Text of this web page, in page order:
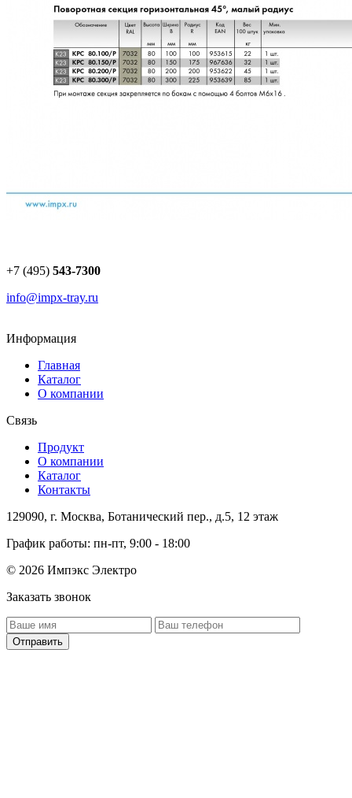
+7 (495) 543-7300
info@impx-tray.ru
Информация
Главная
Каталог
О компании
Связь
Продукт
О компании
Каталог
Контакты
129090, г. Москва, Ботанический пер., д.5, 12 этаж
График работы: пн-пт, 9:00 - 18:00
© 2026 Импэкс Электро
Заказать звонок
Отправить